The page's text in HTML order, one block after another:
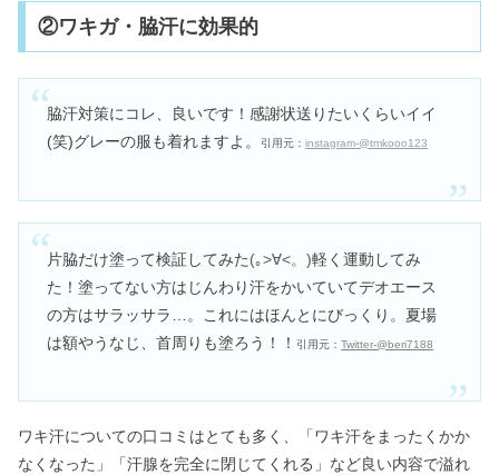
②ワキガ・脇汗に効果的
脇汗対策にコレ、良いです！感謝状送りたいくらいイイ
(笑)グレーの服も着れますよ。
引用元：instagram-@tmkooo123
片脇だけ塗って検証してみた(｡>∀<。)軽く運動してみ
た！塗ってない方はじんわり汗をかいていてデオエース
の方はサラッサラ…。これにはほんとにびっくり。夏場
は額やうなじ、首周りも塗ろう！！
引用元：Twitter-@beri7188
ワキ汗についての口コミはとても多く、「ワキ汗をまったくかか
なくなった」「汗腺を完全に閉じてくれる」など良い内容で溢れ